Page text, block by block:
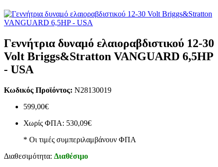
Γεννήτρια δυναμό ελαιοραβδιστικού 12-30
Volt Briggs&Stratton VANGUARD 6,5HP
- USA
Κωδικός Προϊόντος: N28130019
599,00€
Χωρίς ΦΠΑ: 530,09€
* Οι τιμές συμπεριλαμβάνουν ΦΠΑ
Διαθεσιμότητα: Διαθέσιμο